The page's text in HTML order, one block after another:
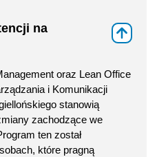
na
oraz Lean Office
i Komunikacji
stanowią
zachodzące we
ten został
które pragną